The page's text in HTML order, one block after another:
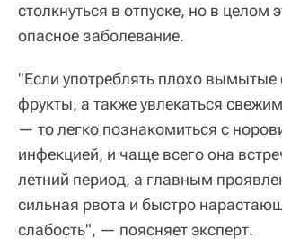
столкнуться в отпуске, но в целом
опасное заболевание.
"Если употреблять плохо
фрукты, а также увлекаться
— то легко познакомиться с
инфекцией, и чаще всего она
летний период, а главным
сильная рвота и быстро
слабость", — поясняет эксперт.